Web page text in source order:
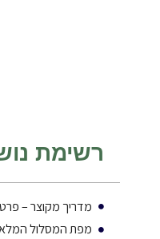
רשימת
מדריך מקוצר –
מפת המסלול